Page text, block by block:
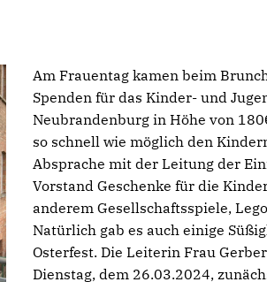
Am Frauentag kamen beim
Spenden für das Kinder- und
Neubrandenburg in Höhe von
so schnell wie möglich den
Absprache mit der Leitung der
Vorstand Geschenke für die
anderem Gesellschaftsspiele,
Natürlich gab es auch einige
Osterfest. Die Leiterin Frau
Dienstag, dem 26.03.2024,